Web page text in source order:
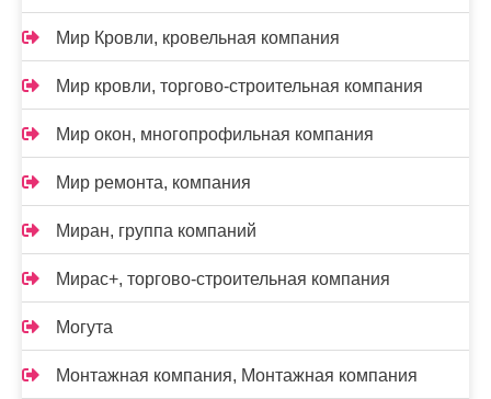
Мир Кровли, кровельная компания
Мир кровли, торгово-строительная компания
Мир окон, многопрофильная компания
Мир ремонта, компания
Миран, группа компаний
Мирас+, торгово-строительная компания
Могута
Монтажная компания, Монтажная компания